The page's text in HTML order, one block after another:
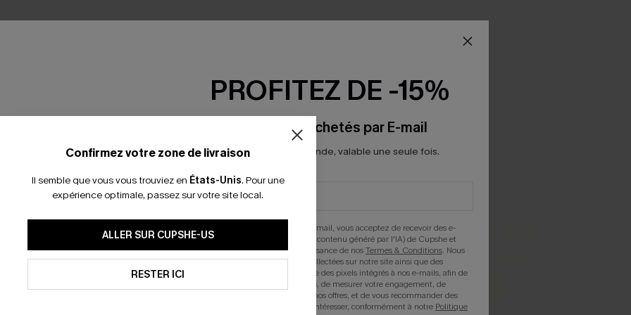
3 J. OUVRÉS
express
BEST-SELLER
Nos pièces les plus aimées
DÉCOUVRIR
Confirmez votre zone de livraison
Il semble que vous vous trouviez en États-Unis. Pour une
expérience optimale, passez sur votre site local.
ALLER SUR CUPSHE-US
RESTER ICI
PROFITEZ DE -15%
-15% dès 2 Achetés par E-mail
*Un code par commande, valable une seule fois.
En soumettant votre adresse e-mail, vous acceptez de recevoir des e-
mails marketing (y compris du contenu généré par l'IA) de Cupshe et
reconnaissez avoir pris connaissance de nosTermes & Conditions. Nous
pouvons utiliser les données collectées sur notre site ainsi que des
technologies de suivi, telles que des pixels intégrés à nos e-mails, afin de
savoir si ceux-ci ont été ouverts, de mesurer votre engagement, de
personnaliser nos contenus et nos offres, et de vous recommander des
produits susceptibles de vous intéresser, conformément à notre Politique